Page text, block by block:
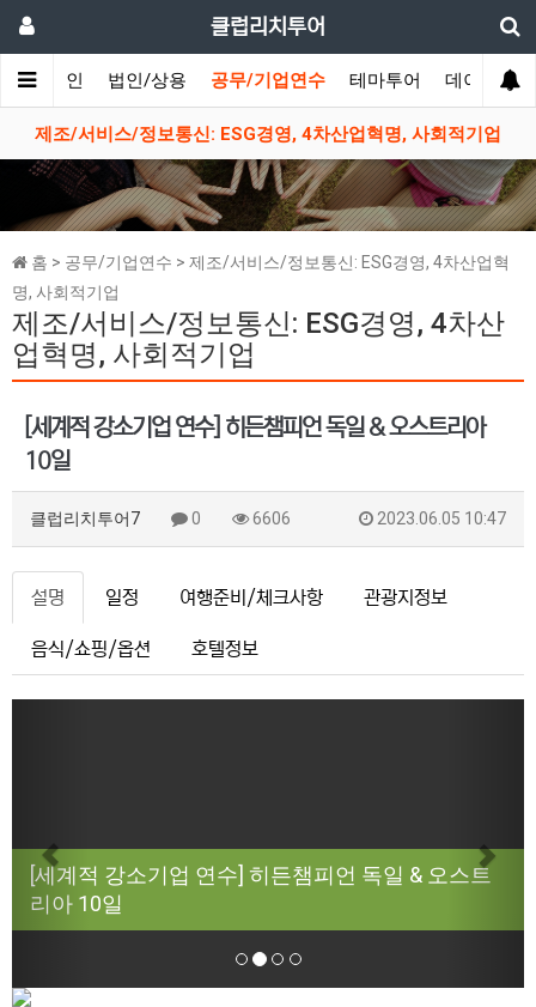
클럽리치투어
메인 법인/상용 공무/기업연수 테마투어 데이투어
제조/서비스/정보통신: ESG경영, 4차산업혁명, 사회적기업
홈 > 공무/기업연수 > 제조/서비스/정보통신: ESG경영, 4차산업혁
명, 사회적기업
제조/서비스/정보통신: ESG경영, 4차산
업혁명, 사회적기업
[세계적 강소기업 연수] 히든챔피언 독일 & 오스트리아
10일
클럽리치투어7 0 6606 2023.06.05 10:47
설명 일정 여행준비/체크사항 관광지정보
음식/쇼핑/옵션 호텔정보
[세계적 강소기업 연수] 히든챔피언 독일 & 오스트
리아 10일